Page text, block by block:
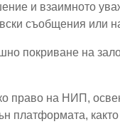
и взаимното
съобщения или
покриване на
право на НИП,
платформата,